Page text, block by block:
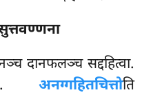
दानफलञ्च सद्दहित्वा.
अनग्गहितचित्तोति